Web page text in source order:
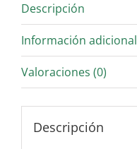
Descripción
Información adicional
Valoraciones (0)
Descripción